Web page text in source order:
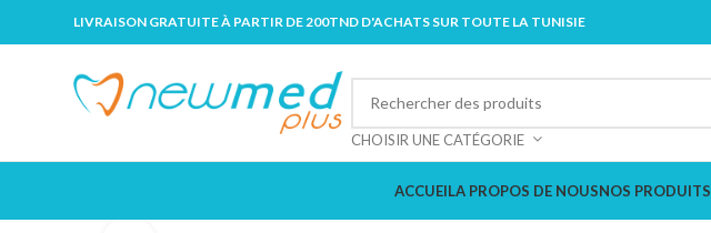
LIVRAISON GRATUITE À PARTIR DE 200TND D'ACHATS SUR TOUTE LA TUNISIE
CHOISIR UNE CATÉGORIE
ACCUEILA PROPOS DE NOUSNOS PRODUITS